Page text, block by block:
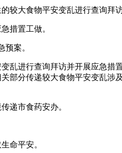
大食物平安变乱进行查询拜访
措置工做。
案。
进行查询拜访并开展应急措
部分传递较大食物平安变乱涉
递市食药安办。
命平安。